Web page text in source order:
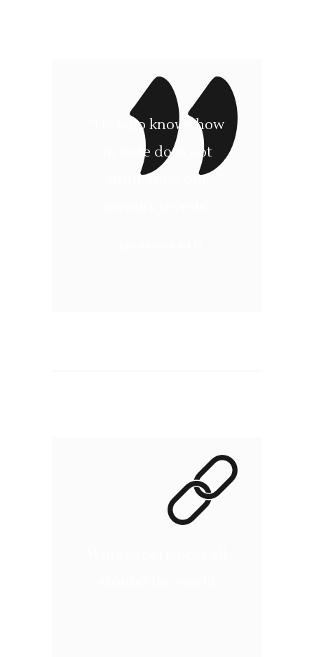
"He who knows how
to taste does not
drink wine but